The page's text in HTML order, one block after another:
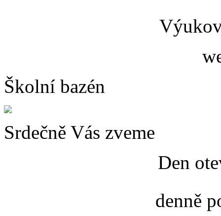
Školní bazén
Srdečně Vás zveme
Den
denně